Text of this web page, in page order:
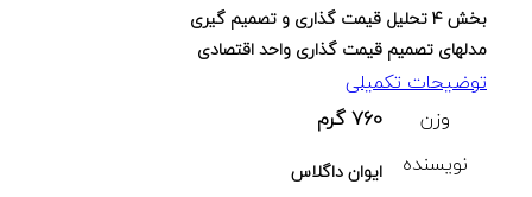
بخش ۴ تحلیل قیمت گذاری و تصمیم گیری
مدلهای تصمیم قیمت گذاری واحد اقتصادی
توضیحات تکمیلی
وزن
760 گرم
نویسنده
ایوان داگلاس